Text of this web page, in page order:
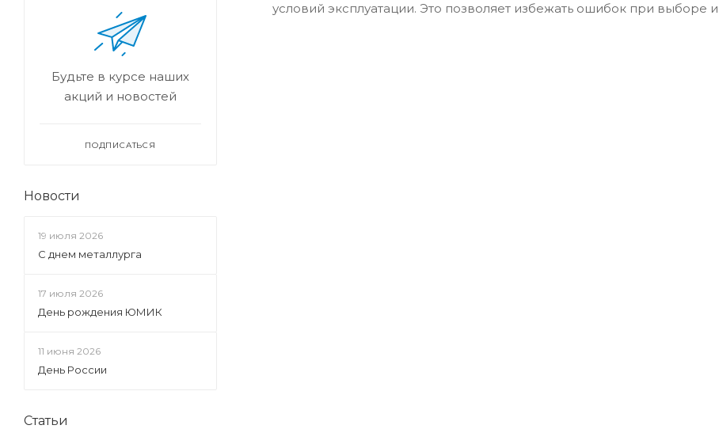
условий эксплуатации. Это позволяет избежать ошибок при выборе
Будьте в курсе наших
акций и новостей
ПОДПИСАТЬСЯ
Новости
19 июля 2026
С днем металлурга
17 июля 2026
День рождения ЮМИК
11 июня 2026
День России
Статьи